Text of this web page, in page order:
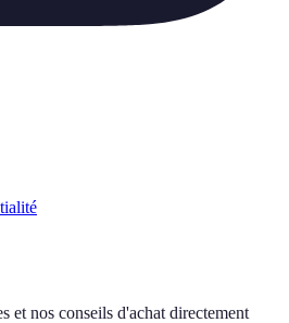
et nos conseils d'achat directement